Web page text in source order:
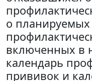
о
включенных в
календарь
прививок и